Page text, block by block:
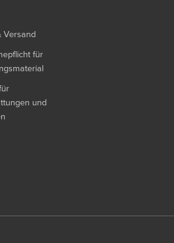
Versand
für
und